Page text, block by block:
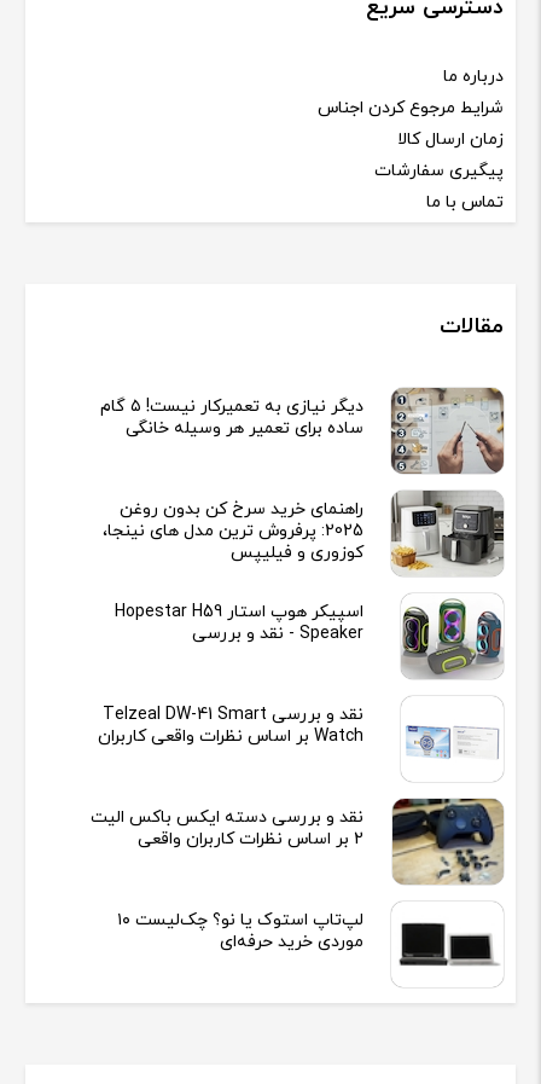
دسترسی سریع
درباره ما
شرایط مرجوع کردن اجناس
زمان ارسال کالا
پیگیری سفارشات
تماس با ما
مقالات
دیگر نیازی به تعمیرکار نیست! ۵ گام
ساده برای تعمیر هر وسیله خانگی
راهنمای خرید سرخ کن بدون روغن
2025: پرفروش ترین مدل های نینجا،
کوزوری و فیلیپس
اسپیکر هوپ استار Hopestar H59
Speaker - نقد و بررسی
نقد و بررسی Telzeal DW-41 Smart
Watch بر اساس نظرات واقعی کاربران
نقد و بررسی دسته ایکس باکس الیت
2 بر اساس نظرات کاربران واقعی
لپ‌تاپ استوک یا نو؟ چک‌لیست ۱۰
موردی خرید حرفه‌ای